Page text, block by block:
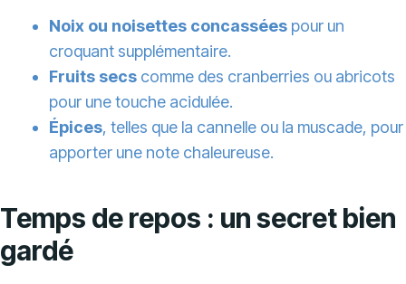
Noix ou noisettes concassées pour un
croquant supplémentaire.
Fruits secs comme des cranberries ou abricots
pour une touche acidulée.
Épices, telles que la cannelle ou la muscade, pour
apporter une note chaleureuse.
Temps de repos : un secret bien
gardé